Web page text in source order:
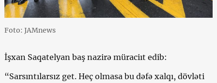
Foto: JAMnews
İşxan Saqatelyan baş nazirə müraciıt edib:
“Sarsıntılarsız get. Heç olmasa bu dəfə xalqı, dövləti